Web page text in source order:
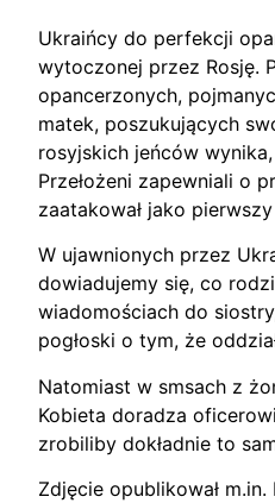
Ukraińcy do perfekcji
wytoczonej przez Rosję.
opancerzonych,
matek, poszukujących
rosyjskich jeńców
Przełożeni zapewniali o
zaatakował jako
W ujawnionych przez
dowiadujemy się, co
wiadomościach do
pogłoski o tym, że
Natomiast w smsach z
Kobieta doradza
zrobiliby dokładnie to
Zdjęcie opublikował